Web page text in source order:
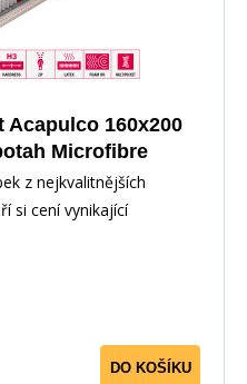
Acapulco 160x200
Microfibre
z nejkvalitnějších
si cení vynikající
DO KOŠÍKU